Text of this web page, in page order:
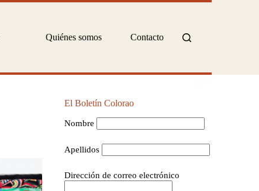
Quiénes somos Contacto
El Boletín Colorao
Nombre
Apellidos
Dirección de correo electrónico